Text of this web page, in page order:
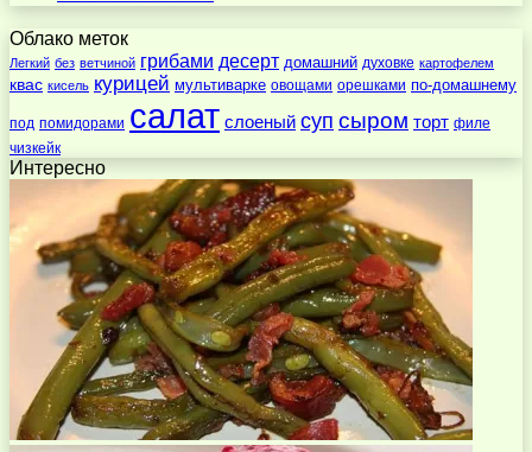
Облако меток
Легкий без ветчиной грибами десерт домашний духовке картофелем
квас кисель курицей мультиварке овощами орешками по-домашнему
под помидорами салат слоеный суп сыром торт филе
чизкейк
Интересно